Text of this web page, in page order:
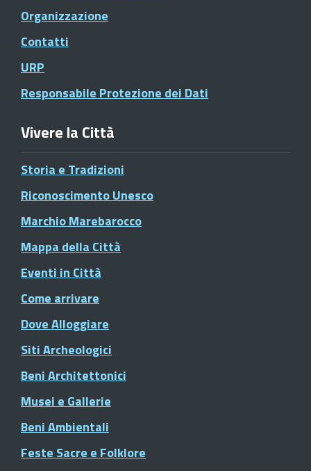
Organizzazione
Contatti
URP
Responsabile Protezione dei Dati
Vivere la Città
Storia e Tradizioni
Riconoscimento Unesco
Marchio Marebarocco
Mappa della Città
Eventi in Città
Come arrivare
Dove Alloggiare
Siti Archeologici
Beni Architettonici
Musei e Gallerie
Beni Ambientali
Feste Sacre e Folklore